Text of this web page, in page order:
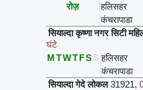
रोज़
हलिसहर
कंचरापाडा
सियाल्दा कृष्णा नगर सिटी
घंटे
MTWTFSS हलिसहर
कंचरापाडा
सियाल्दा गेदे लोकल 31921,